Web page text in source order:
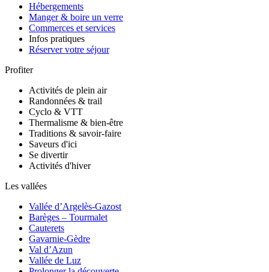
Hébergements
Manger & boire un verre
Commerces et services
Infos pratiques
Réserver votre séjour
Profiter
Activités de plein air
Randonnées & trail
Cyclo & VTT
Thermalisme & bien-être
Traditions & savoir-faire
Saveurs d'ici
Se divertir
Activités d'hiver
Les vallées
Vallée d’Argelès-Gazost
Barèges – Tourmalet
Cauterets
Gavarnie-Gèdre
Val d’Azun
Vallée de Luz